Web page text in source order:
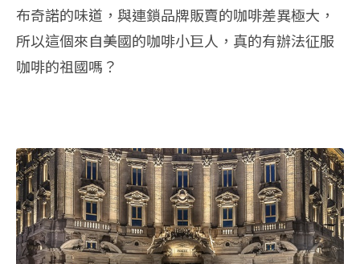
布奇諾的味道，與連鎖品牌販賣的咖啡差異極大，
所以這個來自美國的咖啡小巨人，真的有辦法征服
咖啡的祖國嗎？